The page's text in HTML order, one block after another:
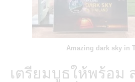
Amazing dark sky in
เตรียมบูธให้พร้อม